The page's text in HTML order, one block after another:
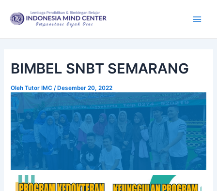
BIMBEL SNBT SEMARANG
OlehTutor IMC /Desember 20, 2022
navigation